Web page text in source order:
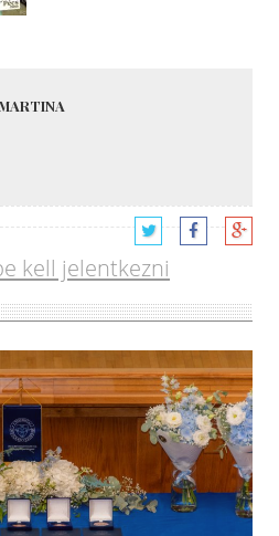
kell jelentkezni